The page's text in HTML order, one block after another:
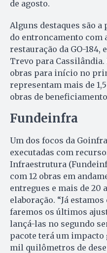
de agosto.
Alguns destaques são a
do entroncamento com
restauração da GO-
Trevo para Cassilândia.
obras para início no
representam mais de
obras de
Fundeinfra
Um dos focos da
executadas com
Infraestrutura
com 12 obras em
entregues e mais de 20
elaboração. “Já
faremos os últimos
lançá-las no segundo
pacote terá um impacto
mil quilômetros de